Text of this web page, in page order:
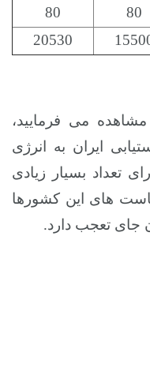
80
80
20530
می فرمایید،
ایران به انرژی
تعداد بسیار زیادی
های این کشورها
جای تعجب دارد.